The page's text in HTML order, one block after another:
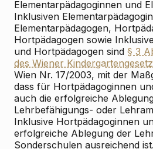
Elementarpädagoginnen und
Inklusiven
Elementarpädagogen,
Hortpädagogen sowie
und Hortpädagogen sind § 3
des Wiener
Wien Nr. 17/2003, mit der
dass für Hortpädagoginnen
auch die erfolgreiche
Lehrbefähigungs- oder
Inklusive Hortpädagoginnen
erfolgreiche Ablegung der
Sonderschulen ausreichend ist.